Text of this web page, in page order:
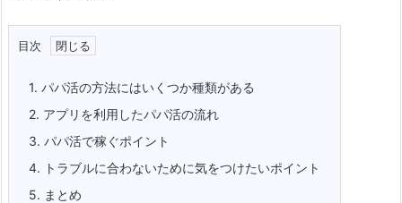
目次
1. パパ活の方法にはいくつか種類がある
2. アプリを利用したパパ活の流れ
3. パパ活で稼ぐポイント
4. トラブルに合わないために気をつけたいポイント
5. まとめ